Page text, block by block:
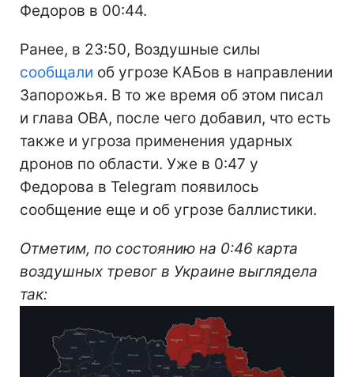
Федоров в 00:44.
Ранее, в 23:50, Воздушные силы
сообщали об угрозе КАБов в направлении
Запорожья. В то же время об этом писал
и глава ОВА, после чего добавил, что есть
также и угроза применения ударных
дронов по области. Уже в 0:47 у
Федорова в Telegram появилось
сообщение еще и об угрозе баллистики.
Отметим, по состоянию на 0:46 карта
воздушных тревог в Украине выглядела
так: